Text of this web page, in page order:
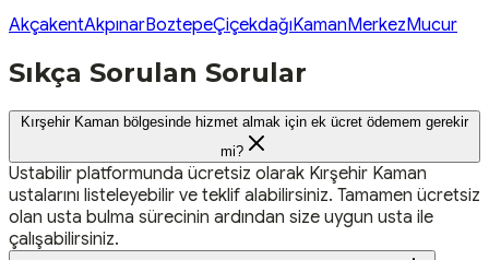
AkçakentAkpınarBoztepeÇiçekdağıKamanMerkezMucur
Sıkça Sorulan Sorular
Kırşehir Kaman bölgesinde hizmet almak için ek ücret ödemem gerekir
mi?
Ustabilir platformunda ücretsiz olarak Kırşehir Kaman
ustalarını listeleyebilir ve teklif alabilirsiniz. Tamamen ücretsiz
olan usta bulma sürecinin ardından size uygun usta ile
çalışabilirsiniz.